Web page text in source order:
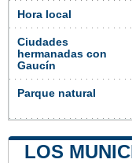
Hora local
Ciudades
hermanadas con
Gaucín
Parque natural
LOS